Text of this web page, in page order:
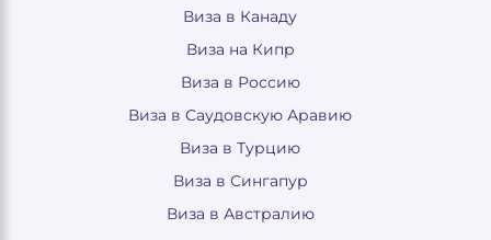
Виза в Канаду
Виза на Кипр
Виза в Россию
Виза в Саудовскую Аравию
Виза в Турцию
Виза в Сингапур
Виза в Австралию